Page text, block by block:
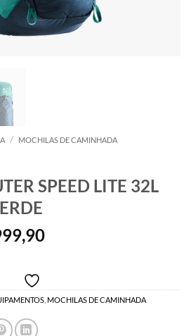
/ MOCHILAS DE CAMINHADA
SPEED LITE 32L
O
é:
R$999,90.
MOCHILAS DE CAMINHADA